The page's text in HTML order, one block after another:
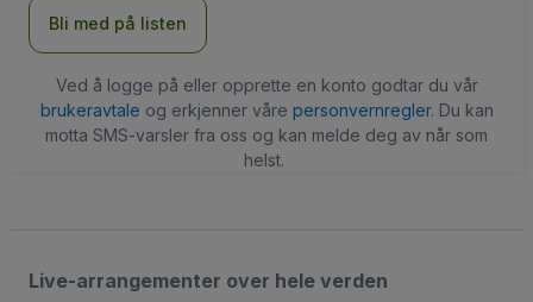
Bli med på listen
Ved å logge på eller opprette en konto godtar du vår
brukeravtale og erkjenner våre personvernregler. Du kan
motta SMS-varsler fra oss og kan melde deg av når som
helst.
Live-arrangementer over hele verden